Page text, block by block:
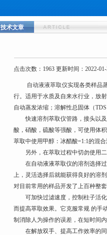
技术文章
点击次数：1963 更新时间：2022-
自动液液萃取仪实现各类样品
行。适用于水质及自来水行业，放
自动蒸发浓缩；溶解性总固体（
快速溶剂萃取仪管路，接头以及
酸，硝酸，硫酸等强酸，可使用体
萃取中使用甲醇：冰醋酸=1:1的混
另外，在萃取过程中切勿使用二
在自动液液萃取仪的溶剂选择过
上，灵活选择后就能获得良好的溶
对目前常用的样品开发了上百种整
可加快过滤速度，控制柱子活化
而提高萃取效果。它克服常规 的手
制消除人为操作的误差，在短时间
在解放双手、提高工作效率的同